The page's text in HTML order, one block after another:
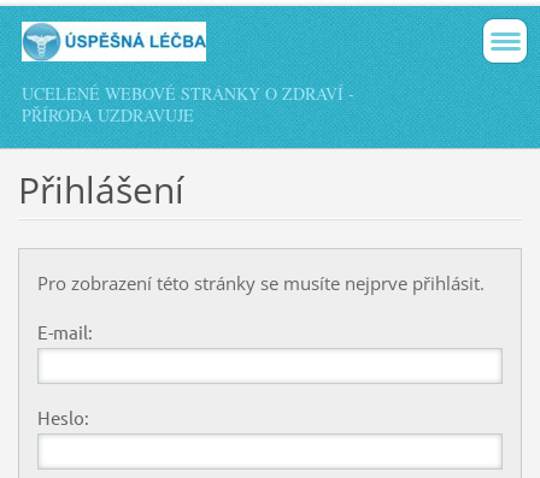
UCELENÉ WEBOVÉ STRÁNKY O ZDRAVÍ -
PŘÍRODA UZDRAVUJE
Přihlášení
Pro zobrazení této stránky se musíte nejprve přihlásit.
E-mail:
Heslo: